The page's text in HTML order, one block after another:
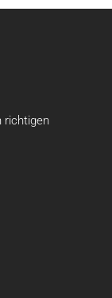
richtigen